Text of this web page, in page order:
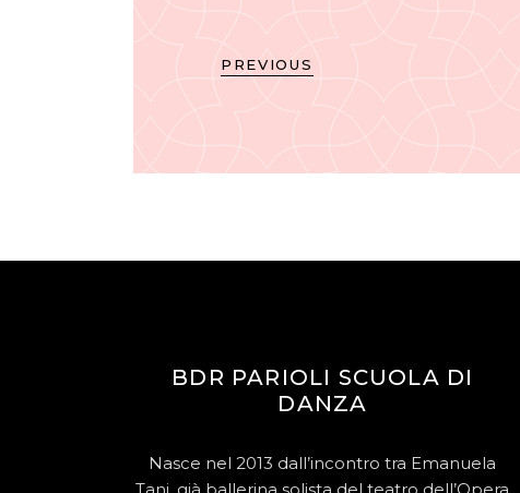
PREVIOUS
BDR PARIOLI SCUOLA DI
DANZA
Nasce nel 2013 dall’incontro tra Emanuela